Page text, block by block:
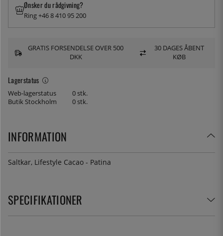
Lagerstatus
Web-lagerstatus
0 stk.
Butik Stockholm
0 stk.
Ønsker du rådgivning?
Ring +46 8 410 95 200
GRATIS FORSENDELSE OVER 500
DKK
30 DAGES ÅBENT
KØB
INFORMATION
Saltkar, Lifestyle Cacao - Patina
SPECIFIKATIONER